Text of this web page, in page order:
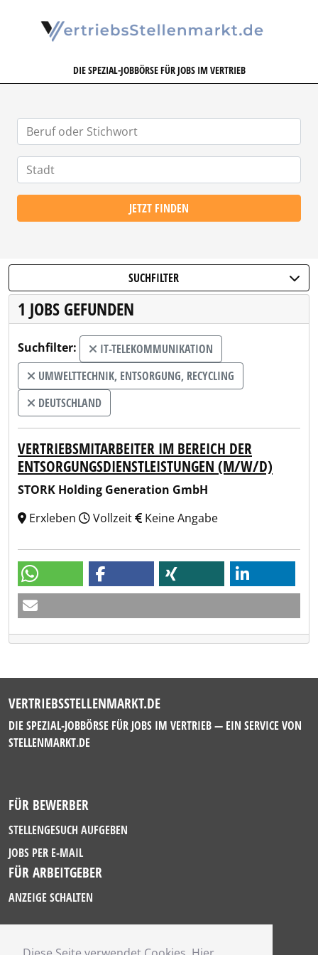
DIE SPEZIAL-JOBBÖRSE FÜR JOBS IM VERTRIEB
JETZT FINDEN
SUCHFILTER
1 JOBS GEFUNDEN
Suchfilter:
IT-TELEKOMMUNIKATION
UMWELTTECHNIK, ENTSORGUNG, RECYCLING
DEUTSCHLAND
VERTRIEBSMITARBEITER IM BEREICH DER
ENTSORGUNGSDIENSTLEISTUNGEN (M/W/D)
STORK Holding Generation GmbH
Erxleben
Vollzeit Keine Angabe
VERTRIEBSSTELLENMARKT.DE
DIE SPEZIAL-JOBBÖRSE FÜR JOBS IM VERTRIEB — EIN SERVICE VON
STELLENMARKT.DE
FÜR BEWERBER
STELLENGESUCH AUFGEBEN
JOBS PER E-MAIL
FÜR ARBEITGEBER
ANZEIGE SCHALTEN